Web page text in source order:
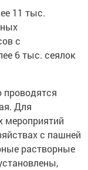
11 тыс.
с
6 тыс. сеялок
проводятся
Для
мероприятий
с пашней
растворные